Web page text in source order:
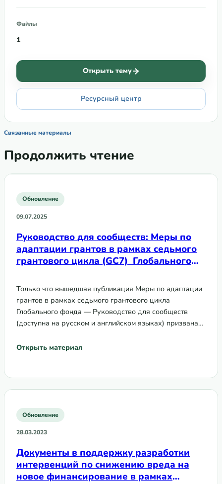
Файлы
1
Открыть тему
Ресурсный центр
Связанные материалы
Продолжить чтение
Обновление
09.07.2025
Руководство для сообществ: Меры по
адаптации грантов в рамках седьмого
грантового цикла (GC7) Глобального
Только что вышедшая публикация Меры по адаптации
грантов в рамках седьмого грантового цикла
Глобального фонда — Руководство для сообществ
(доступна на русском и английском языках) призвана…
Открыть материал
Обновление
28.03.2023
Документы в поддержку разработки
интервенций по снижению вреда на
новое финансирование в рамках